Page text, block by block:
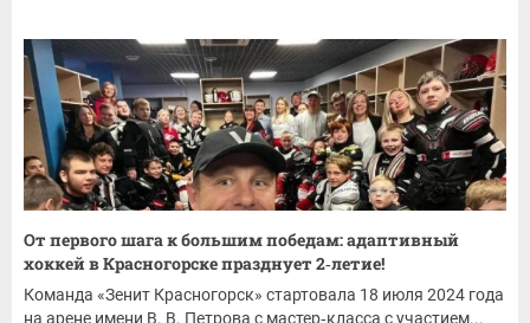
От первого шага к большим победам: адаптивный
хоккей в Красногорске празднует 2‑летие!
Команда «Зенит Красногорск» стартовала 18 июля 2024 года
на арене имени В. В. Петрова с мастер‑класса с участием...